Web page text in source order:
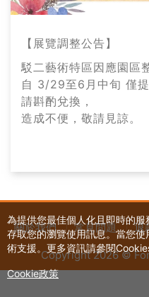
新
息
高
玩
卡
【展覽調整公告】
駁二藝術特區因應園區
自 3/29至6月中旬 僅提
請斟酌兌換，
造成不便，敬請見諒。
關於我們 常見問題 退
Copyright 2026 ©
為提供您最佳個人化且即時的
存取您的瀏覽使用訊息。當您
術支援。更多資訊請參閱
Cookie政策